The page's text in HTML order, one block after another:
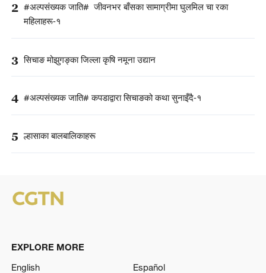
2 #अल्पसंख्यक जाति# जीवनभर बाँसका सामाग्रीमा घुलमिल चा रका
महिलाहरू-१
3 सिचाङ मोझुगङ्का जिल्ला कृषि नमूना उद्यान
4 #अल्पसंख्यक जाति# कपडाद्वारा सिचाङको कथा सुनाइँदै-१
5 ल्हासाका बालबालिकाहरू
EXPLORE MORE
English
Español